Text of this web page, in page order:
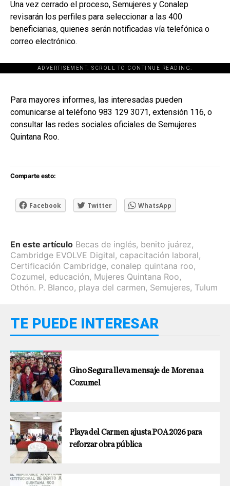
Una vez cerrado el proceso, Semujeres y Conalep
revisarán los perfiles para seleccionar a las 400
beneficiarias, quienes serán notificadas vía telefónica o
correo electrónico.
ADVERTISEMENT. SCROLL TO CONTINUE READING.
[adsforwp id="243463"]
Para mayores informes, las interesadas pueden
comunicarse al teléfono 983 129 3071, extensión 116, o
consultar las redes sociales oficiales de Semujeres
Quintana Roo.
Comparte esto:
Facebook Twitter WhatsApp
En este artículo Becas de inglés, benito juárez,
Cambridge EVOLVE Digital, capacitación laboral,
Certificación Cambridge, conalep quintana roo,
Cozumel, educación, Mujeres Quintana Roo,
Othón. P. Blanco, playa del carmen, Semujeres, Tulum
TE PUEDE INTERESAR
Gino Segura lleva mensaje de Morena a
Cozumel
Playa del Carmen ajusta POA 2026 para
reforzar obra pública